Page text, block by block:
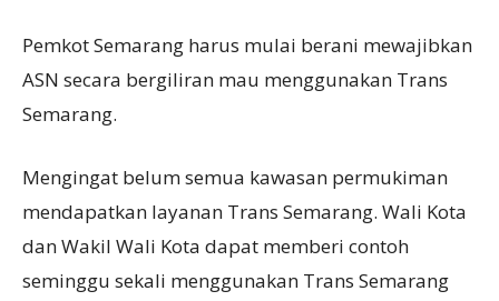
Pemkot Semarang harus mulai berani mewajibkan
ASN secara bergiliran mau menggunakan Trans
Semarang.
Mengingat belum semua kawasan permukiman
mendapatkan layanan Trans Semarang. Wali Kota
dan Wakil Wali Kota dapat memberi contoh
seminggu sekali menggunakan Trans Semarang